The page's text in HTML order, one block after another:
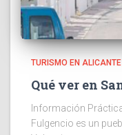
TURISMO EN ALICANTE
Qué ver en
Información
Fulgencio es un